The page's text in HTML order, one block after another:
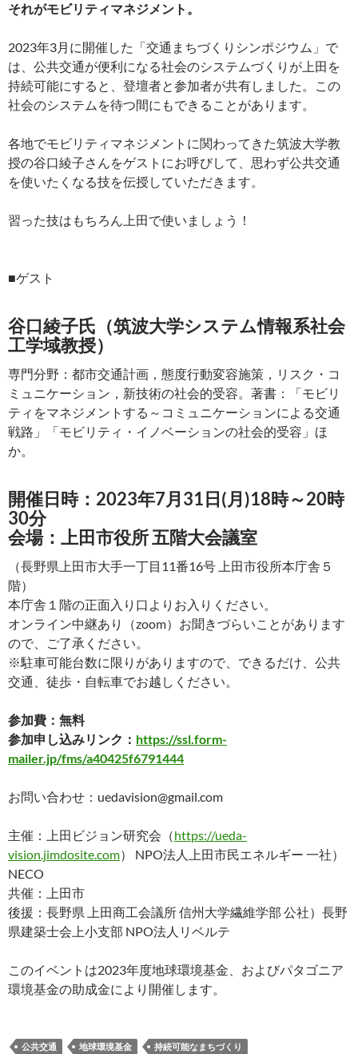
それがモビリティマネジメント。
2023年3月に開催した「交通まちづくりシンポジウム」で
は、公共交通が便利になる社会のシステムづくりが上田を
持続可能にすると、登壇者と参加者が共有しました。この
社会のシステムを待つ間にもできることがあります。
各地でモビリティマネジメントに関わってきた筑波大学教
授の谷口綾子さんをゲストにお呼びして、思わず公共交通
を使いたくなる技を伝授していただきます。
習った技はもちろん上田で使いましょう！
■ゲスト
谷口綾子氏（筑波大学システム情報系社会
工学域教授）
専門分野：都市交通計画，態度行動変容施策，リスク・コ
ミュニケーション，新技術の社会的受容。著書：「モビリ
ティをマネジメントする～コミュニケーションによる交通
戦路」「モビリティ・イノベーションの社会的受容」ほ
か。
開催日時：2023年7月31日(月)18時～20時
30分
会場：上田市役所 五階大会議室
（長野県上田市大手一丁目11番16号 上田市役所本庁舎５
階）
本庁舎１階の正面入り口よりお入りください。
オンライン中継あり（zoom）お聞きづらいことがあります
ので、ご了承ください。
※駐車可能台数に限りがありますので、できるだけ、公共
交通、徒歩・自転車でお越しください。
参加費：無料
参加申し込みリンク： https://ssl.form-
mailer.jp/fms/a40425f6791444
お問い合わせ：uedavision@gmail.com
主催：上田ビジョン研究会（https://ueda-
vision.jimdosite.com） NPO法人上田市民エネルギー 一社）
NECO
共催：上田市
後援：長野県 上田商工会議所 信州大学繊維学部 公社）長野
県建築士会上小支部 NPO法人リベルテ
このイベントは2023年度地球環境基金、およびパタゴニア
環境基金の助成金により開催します。
公共交通 地球環境基金 持続可能なまちづくり